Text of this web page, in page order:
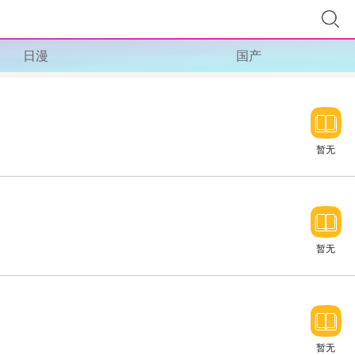
日漫 国产
暂无
暂无
暂无